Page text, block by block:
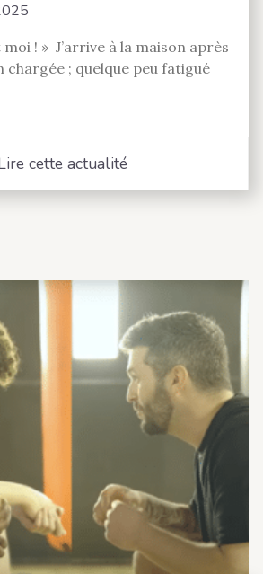
! » J’arrive à la maison après
chargée ; quelque peu fatigué
cette actualité